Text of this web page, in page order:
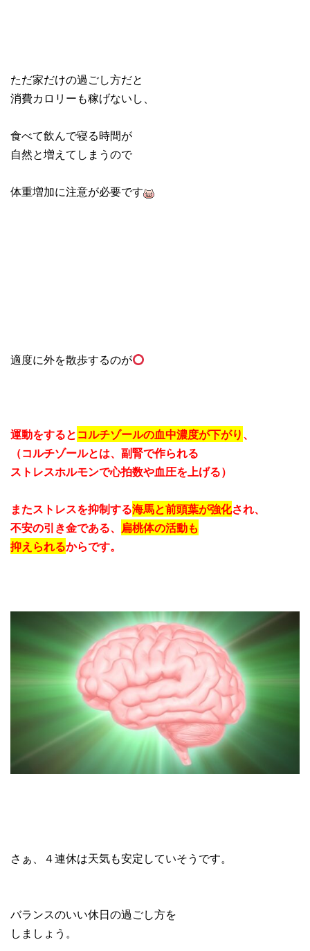
ただ家だけの過ごし方だと
消費カロリーも稼げないし、
食べて飲んで寝る時間が
自然と増えてしまうので
体重増加に注意が必要です
適度に外を散歩するのが
運動をするとコルチゾールの血中濃度が下がり、
（コルチゾールとは、副腎で作られる
ストレスホルモンで心拍数や血圧を上げる）
またストレスを抑制する海馬と前頭葉が強化され、
不安の引き金である、 扁桃体の活動も
抑えられるからです。
さぁ、４連休は天気も安定していそうです。
バランスのいい休日の過ごし方を
しましょう。